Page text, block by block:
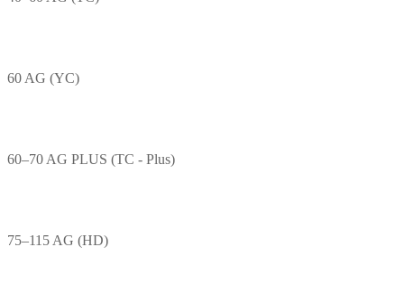
60 AG (YC)
60–70 AG PLUS (TC - Plus)
75–115 AG (HD)